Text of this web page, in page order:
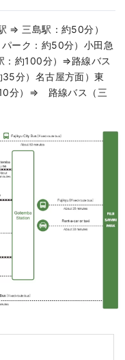
⇒ 三島駅：約50分）
ーク：約50分）小田急
：約100分）⇒路線バス
分）名古屋方面）東
分）⇒ 路線バス（三